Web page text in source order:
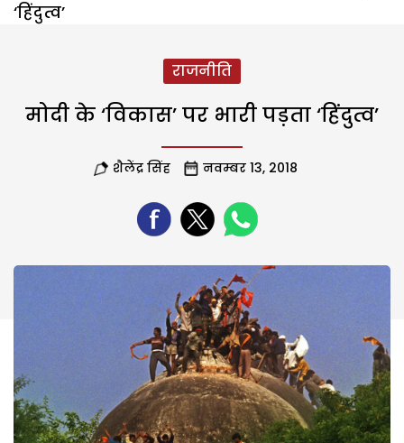
‘हिंदुत्व’
राजनीति
मोदी के ‘विकास’ पर भारी पड़ता ‘हिंदुत्व’
शैलेंद्र सिंह नवम्बर 13, 2018